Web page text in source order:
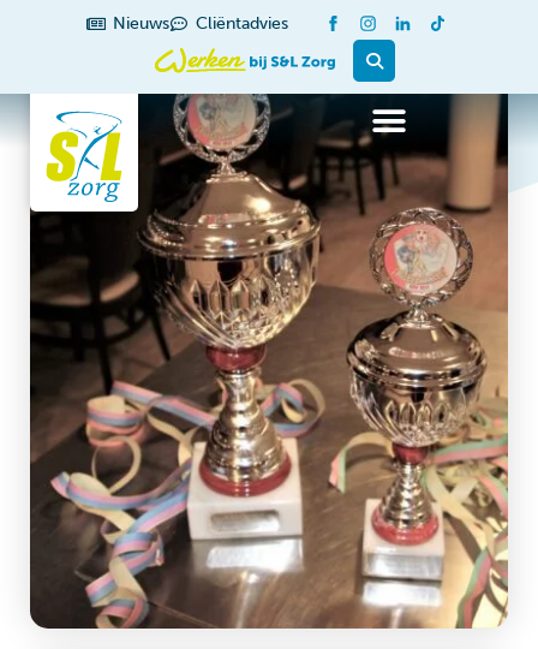
Nieuws Cliëntadvies